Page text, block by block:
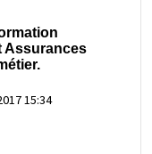
Assurances
15:34